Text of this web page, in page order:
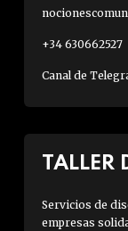
+34 630662527
Canal de
TALLER
Servicios de
empresas